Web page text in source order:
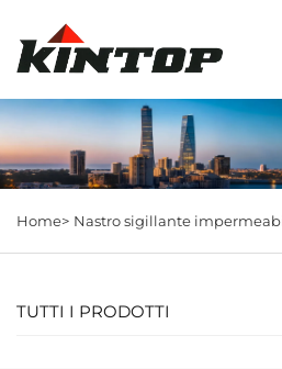
Home> Nastro sigillante
TUTTI I PRODOTTI